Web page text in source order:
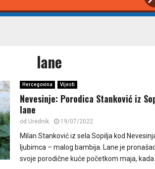
lane
Hercegovina Vijesti
Nevesinje: Porodica Stanković iz
lane
od Urednik 19/07/2022
Milan Stanković iz sela Sopilja kod
ljubimca – malog bambija. Lane je
svoje porodične kuće početkom maja, kada